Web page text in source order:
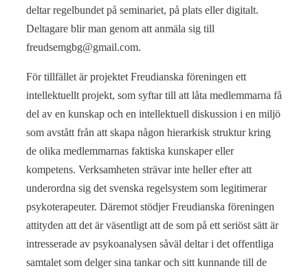
deltar regelbundet på seminariet, på plats eller digitalt.
Deltagare blir man genom att anmäla sig till
freudsemgbg@gmail.com.
För tillfället är projektet Freudianska föreningen ett
intellektuellt projekt, som syftar till att låta medlemmarna få
del av en kunskap och en intellektuell diskussion i en miljö
som avstått från att skapa någon hierarkisk struktur kring
de olika medlemmarnas faktiska kunskaper eller
kompetens. Verksamheten strävar inte heller efter att
underordna sig det svenska regelsystem som legitimerar
psykoterapeuter. Däremot stödjer Freudianska föreningen
attityden att det är väsentligt att de som på ett seriöst sätt är
intresserade av psykoanalysen såväl deltar i det offentliga
samtalet som delger sina tankar och sitt kunnande till de